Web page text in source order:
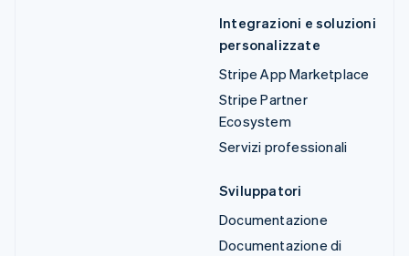
Integrazioni e soluzioni
personalizzate
Stripe App Marketplace
Stripe Partner
Ecosystem
Servizi professionali
Sviluppatori
Documentazione
Documentazione di